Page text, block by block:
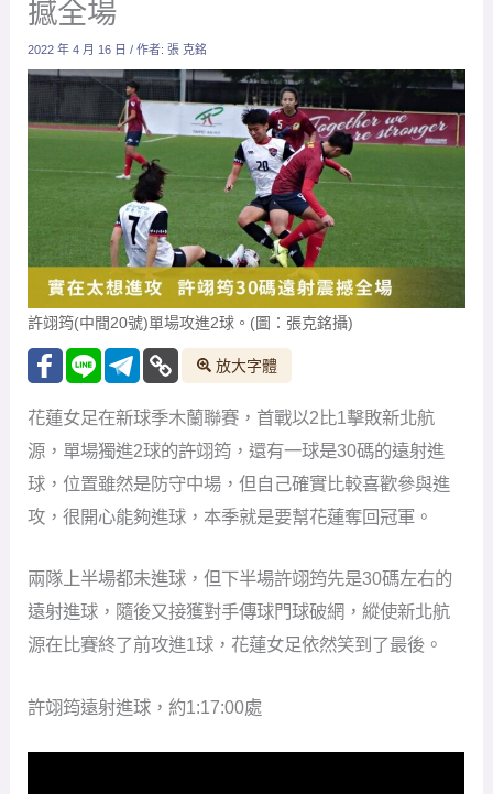
撼全場
2022 年 4 月 16 日/ 作者:張 克銘
許翊筠(中間20號)單場攻進2球。(圖：張克銘攝)
放大字體
花蓮女足在新球季木蘭聯賽，首戰以2比1擊敗新北航
源，單場獨進2球的許翊筠，還有一球是30碼的遠射進
球，位置雖然是防守中場，但自己確實比較喜歡參與進
攻，很開心能夠進球，本季就是要幫花蓮奪回冠軍。
兩隊上半場都未進球，但下半場許翊筠先是30碼左右的
遠射進球，隨後又接獲對手傳球門球破網，縱使新北航
源在比賽終了前攻進1球，花蓮女足依然笑到了最後。
許翊筠遠射進球，約1:17:00處